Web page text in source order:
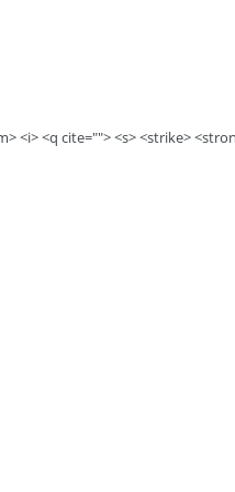
<i> <q cite=""> <s> <strike>